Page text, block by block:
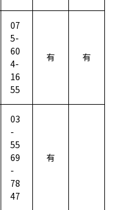
07
5-
60
4-
16
55
有 有
03
-
55
69
-
78
47
有